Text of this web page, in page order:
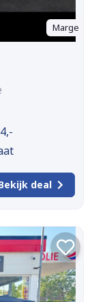
Marge
deal